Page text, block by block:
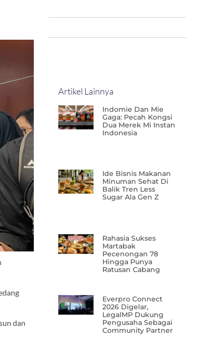
dan
Artikel Lainnya
Indomie Dan Mie
Gaga: Pecah Kongsi
Dua Merek Mi Instan
Indonesia
Ide Bisnis Makanan
Minuman Sehat Di
Balik Tren Less
Sugar Ala Gen Z
Rahasia Sukses
Martabak
Pecenongan 78
Hingga Punya
Ratusan Cabang
Everpro Connect
2026 Digelar,
LegalMP Dukung
Pengusaha Sebagai
Community Partner